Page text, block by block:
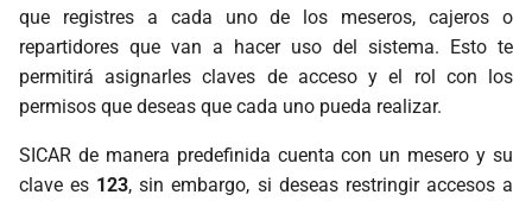
Configuración Básica
Activación de Plugins
Artículos
Eliminar Mesero
Operaciones
Consultas
Estadísticas
que registres a cada uno de los meseros, cajeros o
repartidores que van a hacer uso del sistema. Esto te
permitirá asignarles claves de acceso y el rol con los
permisos que deseas que cada uno pueda realizar.
SICAR de manera predefinida cuenta con un mesero y su
clave es 123, sin embargo, si deseas restringir accesos a